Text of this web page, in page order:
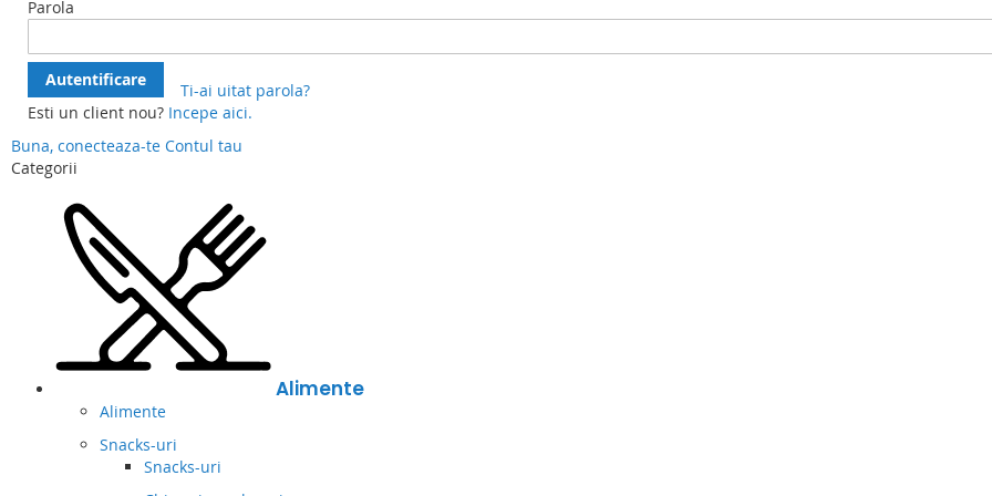
Parola
Autentificare
Ti-ai uitat parola?
Esti un client nou? Incepe aici.
Buna, conecteaza-te Contul tau
Categorii
Alimente
Alimente
Snacks-uri
Snacks-uri